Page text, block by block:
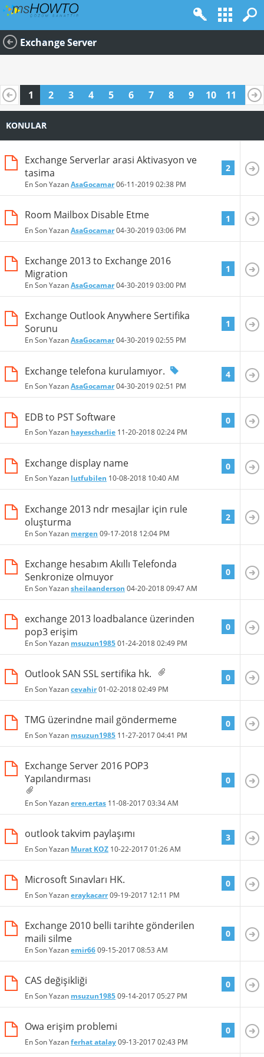
Exchange Server
1 2 3 4 5 6 7 8 9 10 11
12
KONULAR
Exchange Serverlar arasi Aktivasyon ve
tasima
En Son YazanAsaGocamar06-11-201902:38 PM
2
Room Mailbox Disable Etme
En Son YazanAsaGocamar04-30-201903:06 PM
1
Exchange 2013 to Exchange 2016
Migration
En Son YazanAsaGocamar04-30-201903:00 PM
1
Exchange Outlook Anywhere Sertifika
Sorunu
En Son YazanAsaGocamar04-30-201902:55 PM
1
Exchange telefona kurulamıyor.
En Son YazanAsaGocamar04-30-201902:51 PM
4
EDB to PST Software
En Son Yazan hayescharlie 11-20-201802:24 PM
0
Exchange display name
En Son Yazan lutfubilen 10-08-2018 10:40 AM
0
Exchange 2013 ndr mesajlar için rule
oluşturma
En Son Yazan mergen 09-17-2018 12:04 PM
2
Exchange hesabım Akıllı Telefonda
Senkronize olmuyor
En Son Yazansheilaanderson 04-20-201809:47 AM
0
exchange 2013 loadbalance üzerinden
pop3 erişim
En Son Yazan msuzun198501-24-201802:49 PM
0
Outlook SAN SSL sertifika hk.
En Son Yazancevahir01-02-201802:49 PM
0
TMG üzerindne mail göndermeme
En Son Yazan msuzun1985 11-27-201704:41 PM
0
Exchange Server 2016 POP3
Yapılandırması
En Son Yazaneren.ertas 11-08-201703:34 AM
0
outlook takvim paylaşımı
En Son Yazan Murat KOZ 10-22-201701:26 AM
3
Microsoft Sınavları HK.
En Son Yazaneraykacarr09-19-2017 12:11 PM
0
Exchange 2010 belli tarihte gönderilen
maili silme
En Son Yazanemir6609-15-201708:53 AM
0
CAS değişikliği
En Son Yazan msuzun198509-14-201705:27 PM
0
Owa erişim problemi
En Son Yazanferhat atalay09-13-201702:43 PM
0